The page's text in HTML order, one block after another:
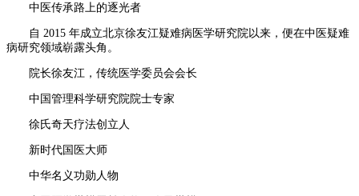
中医传承路上的逐光者
自 2015 年成立北京徐友江疑难病医学研究院以来，便在中医疑难
病研究领域崭露头角。
院长徐友江，传统医学委员会会长
中国管理科学研究院院士专家
徐氏奇天疗法创立人
新时代国医大师
中华名义功勋人物